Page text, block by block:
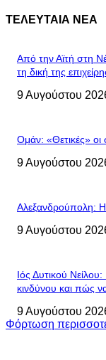
ΤΕΛΕΥΤΑΙΑ ΝΕΑ
Από την Αϊτή στη
τη δική της
9 Αυγούστου
Ομάν: «Θετικές» οι
9 Αυγούστου
Αλεξανδρούπολη:
9 Αυγούστου
Ιός Δυτικού
κινδύνου και πώς
9 Αυγούστου
Φόρτωση